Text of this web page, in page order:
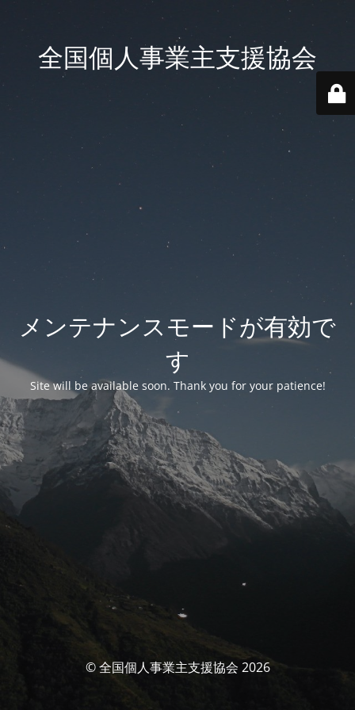
全国個人事業主支援協会
メンテナンスモードが有効で
す
Site will be available soon. Thank you for your patience!
© 全国個人事業主支援協会 2026